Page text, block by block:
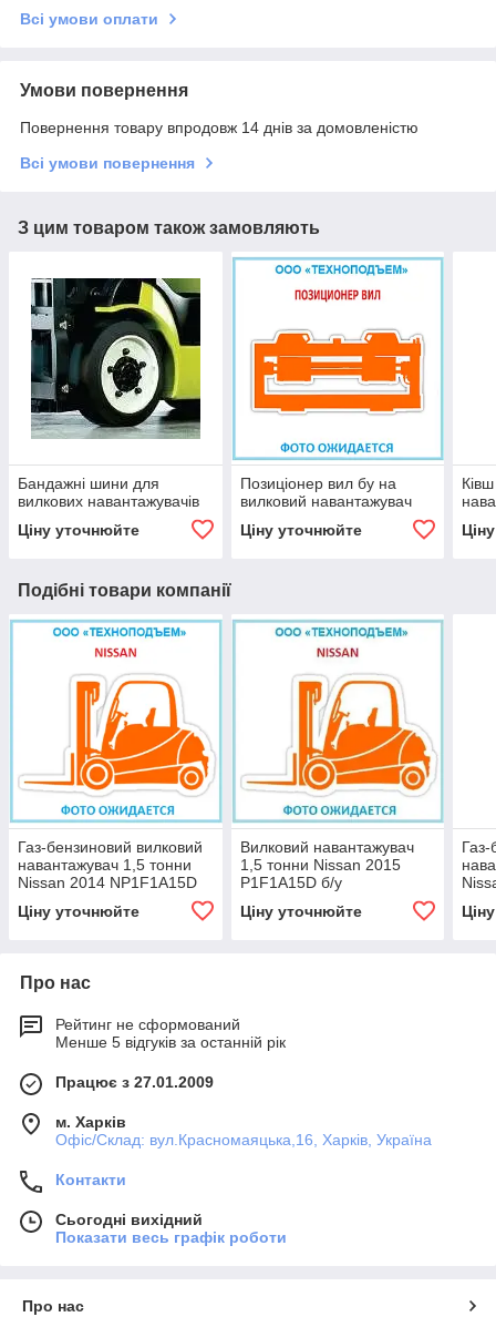
Всі умови оплати
Умови повернення
Повернення товару впродовж 14 днів за домовленістю
Всі умови повернення
З цим товаром також замовляють
Бандажні шини для
вилкових навантажувачів
Ціну уточнюйте
Позиціонер вил бу на
вилковий навантажувач
Ціну уточнюйте
Подібні товари компанії
Газ-бензиновий вилковий
навантажувач 1,5 тонни
Nissan 2014 NP1F1A15D
Ціну уточнюйте
Вилковий навантажувач
1,5 тонни Nissan 2015
P1F1A15D б/у
Ціну уточнюйте
Газ-
Про нас
Рейтинг не сформований
Менше 5 відгуків за останній рік
Працює з 27.01.2009
м. Харків
Офіс/Склад: вул.Красномаяцька,16, Харків, Україна
Контакти
Сьогодні вихідний
Показати весь графік роботи
Про нас